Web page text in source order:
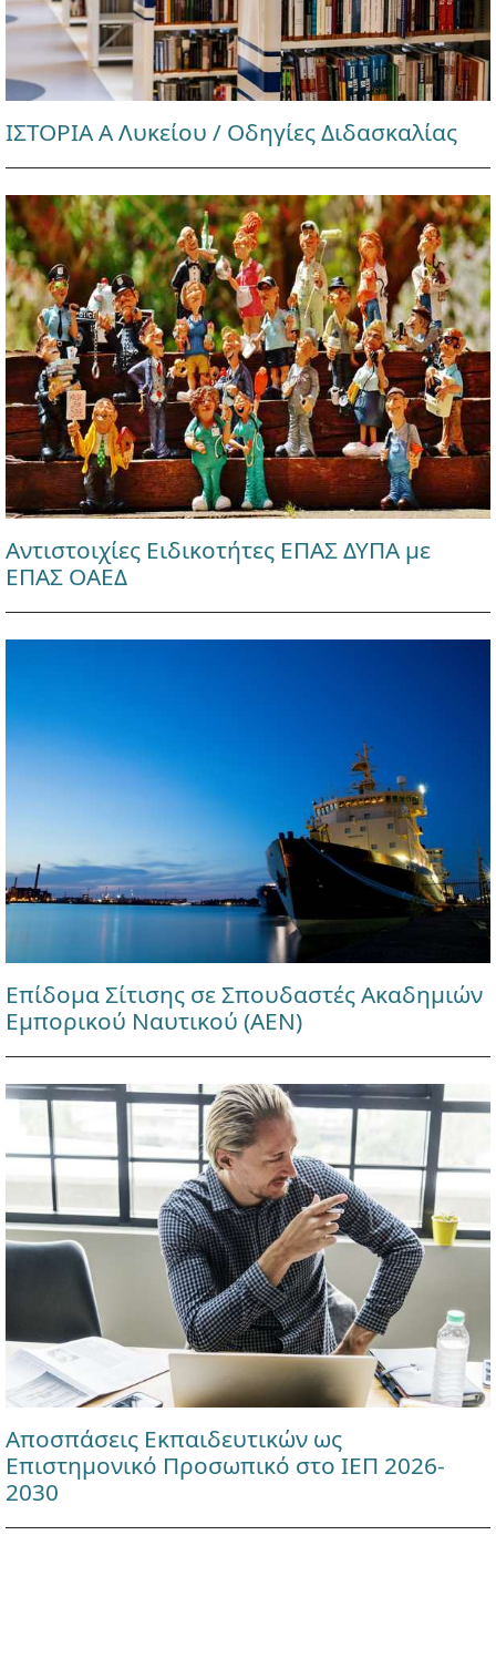
ΙΣΤΟΡΙΑ Α Λυκείου / Οδηγίες Διδασκαλίας
Αντιστοιχίες Ειδικοτήτες ΕΠΑΣ ΔΥΠΑ με
ΕΠΑΣ ΟΑΕΔ
Επίδομα Σίτισης σε Σπουδαστές Ακαδημιών
Εμπορικού Ναυτικού (ΑΕΝ)
Αποσπάσεις Εκπαιδευτικών ως
Επιστημονικό Προσωπικό στο ΙΕΠ 2026-
2030